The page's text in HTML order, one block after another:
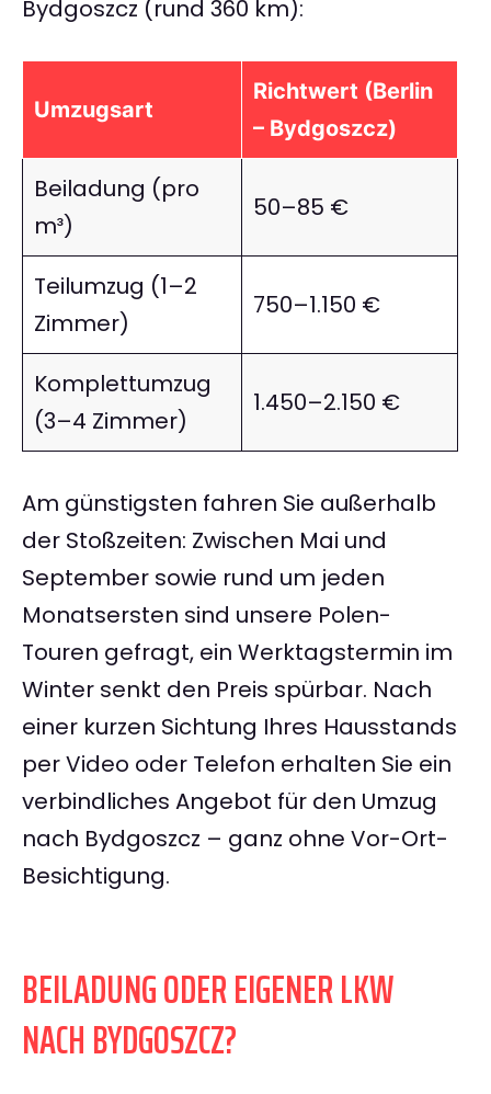
Bydgoszcz (rund 360 km):
Umzugsart
Richtwert (Berlin
– Bydgoszcz)
Beiladung (pro
m³)
50–85 €
Teilumzug (1–2
Zimmer)
750–1.150 €
Komplettumzug
(3–4 Zimmer)
1.450–2.150 €
Am günstigsten fahren Sie außerhalb
der Stoßzeiten: Zwischen Mai und
September sowie rund um jeden
Monatsersten sind unsere Polen-
Touren gefragt, ein Werktagstermin im
Winter senkt den Preis spürbar. Nach
einer kurzen Sichtung Ihres Hausstands
per Video oder Telefon erhalten Sie ein
verbindliches Angebot für den Umzug
nach Bydgoszcz – ganz ohne Vor-Ort-
Besichtigung.
BEILADUNG ODER EIGENER LKW
NACH BYDGOSZCZ?